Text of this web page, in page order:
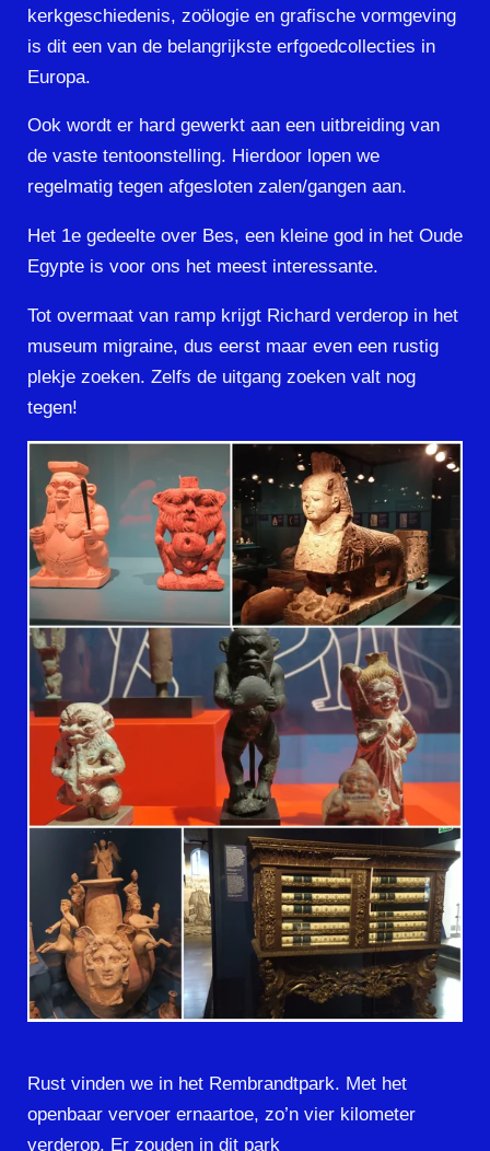
kerkgeschiedenis, zoölogie en grafische vormgeving
is dit een van de belangrijkste erfgoedcollecties in
Europa.
Ook wordt er hard gewerkt aan een uitbreiding van
de vaste tentoonstelling. Hierdoor lopen we
regelmatig tegen afgesloten zalen/gangen aan.
Het 1e gedeelte over Bes, een kleine god in het Oude
Egypte is voor ons het meest interessante.
Tot overmaat van ramp krijgt Richard verderop in het
museum migraine, dus eerst maar even een rustig
plekje zoeken. Zelfs de uitgang zoeken valt nog
tegen!
Rust vinden we in het Rembrandtpark. Met het
openbaar vervoer ernaartoe, zo’n vier kilometer
verderop. Er zouden in dit park